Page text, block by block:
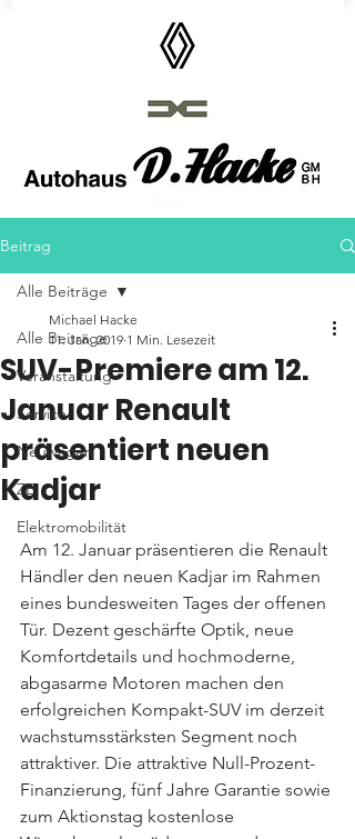
Autohaus D.Hacke GmbH
Beitrag
Alle Beiträge
Veranstaltung
Service
Neuwagen
ZE
Elektromobilität
Alle Beiträge
SUV-Premiere am 12.
Januar Renault
präsentiert neuen
Kadjar
Michael Hacke
11. Jan. 2019 1 Min. Lesezeit
Am 12. Januar präsentieren die Renault
Händler den neuen Kadjar im Rahmen
eines bundesweiten Tages der offenen
Tür. Dezent geschärfte Optik, neue
Komfortdetails und hochmoderne,
abgasarme Motoren machen den
erfolgreichen Kompakt-SUV im derzeit
wachstumsstärksten Segment noch
attraktiver. Die attraktive Null-Prozent-
Finanzierung, fünf Jahre Garantie sowie
zum Aktionstag kostenlose